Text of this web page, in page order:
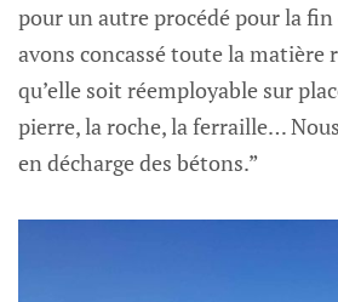
pour un autre procédé pour la
avons concassé toute la matière
qu’elle soit réemployable sur
pierre, la roche, la ferraille…
en décharge des bétons.”